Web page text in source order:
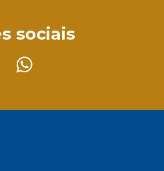
sociais